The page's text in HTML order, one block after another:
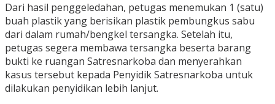
Dari hasil penggeledahan, petugas menemukan 1 (satu)
buah plastik yang berisikan plastik pembungkus sabu
dari dalam rumah/bengkel tersangka. Setelah itu,
petugas segera membawa tersangka beserta barang
bukti ke ruangan Satresnarkoba dan menyerahkan
kasus tersebut kepada Penyidik Satresnarkoba untuk
dilakukan penyidikan lebih lanjut.